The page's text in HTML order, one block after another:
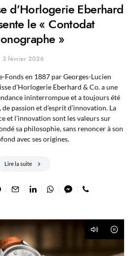
d’Horlogerie Eberhard
le « Contodat
»
3 février 2026
Fonds en 1887 par Georges-Lucien
d’Horlogerie Eberhard & Co. a une
ininterrompue et a toujours été
passion et d’esprit d’innovation. La
et l’innovation sont les valeurs sur
sa philosophie, sans renoncer à son
avec ses origines.
Lire la suite